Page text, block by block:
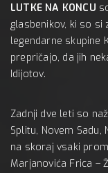
LUTKE NA KONCU
glasbenikov, ki so
legendarne skupine
prepričajo, da jih
Idijotov.
Zadnji dve leti so
Splitu, Novem Sadu,
na skoraj vsaki
Marjanovića Frica –